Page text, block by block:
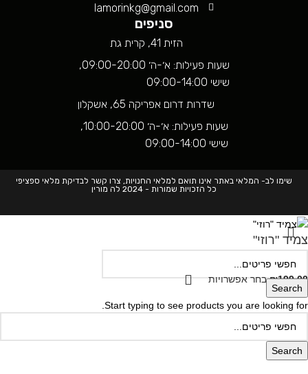
lamorinkg@gmail.com
סניפים
הזית 41, קרית גת
שעות פעילות: א׳-ה׳ 09:00-20:00,
שישי 09:00-14:00
שדרות דרום אפריקה 65, אשקלון
שעות פעילות: א׳-ה׳ 10:00-20:00,
שישי 09:00-14:00
שימו לב- המלאי באתר אינו תואם למלאי החנויות, צרו קשר לבדיקת מלאי ספציפי
כל הזכויות שמורות - 2024 לה מורין
Search
Start typing to see products you are looking for.
צמיד "רוזי"
₪199.00 בחר אפשרויות
Search